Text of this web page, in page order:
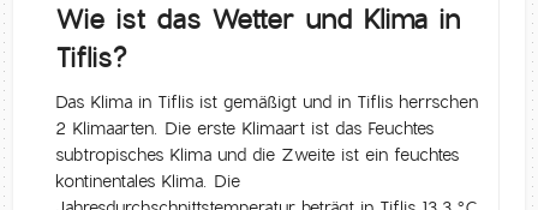
Wie ist das Wetter und Klima in
Tiflis?
Das Klima in Tiflis ist gemäßigt und in Tiflis herrschen
2 Klimaarten. Die erste Klimaart ist das Feuchtes
subtropisches Klima und die Zweite ist ein feuchtes
kontinentales Klima. Die